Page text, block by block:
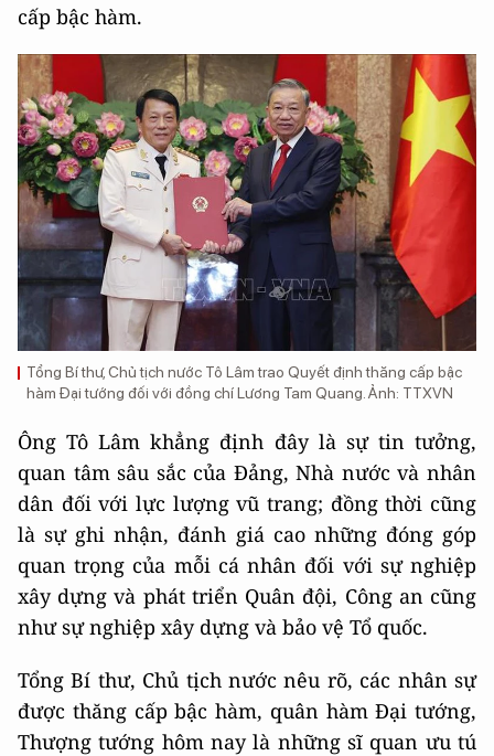
cấp bậc hàm.
Tổng Bí thư, Chủ tịch nước Tô Lâm trao Quyết định thăng cấp bậc
hàm Đại tướng đối với đồng chí Lương Tam Quang. Ảnh: TTXVN
Ông Tô Lâm khẳng định đây là sự tin tưởng,
quan tâm sâu sắc của Đảng, Nhà nước và nhân
dân đối với lực lượng vũ trang; đồng thời cũng
là sự ghi nhận, đánh giá cao những đóng góp
quan trọng của mỗi cá nhân đối với sự nghiệp
xây dựng và phát triển Quân đội, Công an cũng
như sự nghiệp xây dựng và bảo vệ Tổ quốc.
Tổng Bí thư, Chủ tịch nước nêu rõ, các nhân sự
được thăng cấp bậc hàm, quân hàm Đại tướng,
Thượng tướng hôm nay là những sĩ quan ưu tú